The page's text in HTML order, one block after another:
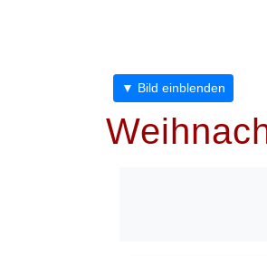
▼ Bild einblenden